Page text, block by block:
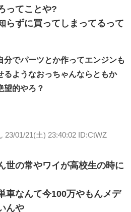
ってことや?
らずに買ってしまってるって
分でパーツとか作ってエンジンも
るようなおっちゃんならともか
望的やろ？
23/01/21(土) 23:40:02 ID:CtWZ
世の常やワイが高校生の時に
車なんて今100万やもんメデ
んや